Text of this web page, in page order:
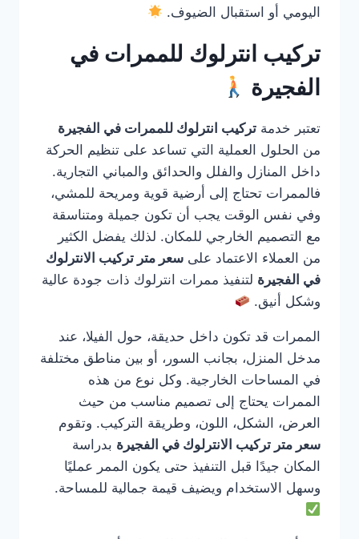
اليومي أو استقبال الضيوف.
تركيب انترلوك للممرات في
الفجيرة
تعتبر خدمة تركيب انترلوك للممرات في الفجيرة
من الحلول العملية التي تساعد على تنظيم الحركة
داخل المنازل والفلل والحدائق والمباني التجارية.
فالممرات تحتاج إلى أرضية قوية ومريحة للمشي،
وفي نفس الوقت يجب أن تكون جميلة ومتناسقة
مع التصميم الخارجي للمكان. لذلك يفضل الكثير
من العملاء الاعتماد على سعر متر تركيب الانترلوك
في الفجيرة لتنفيذ ممرات انترلوك ذات جودة عالية
وشكل أنيق.
الممرات قد تكون داخل حديقة، حول الفيلا، عند
مدخل المنزل، بجانب السور، أو بين مناطق مختلفة
في المساحات الخارجية. وكل نوع من هذه
الممرات يحتاج إلى تصميم مناسب من حيث
العرض، الشكل، اللون، وطريقة التركيب. وتقوم
سعر متر تركيب الانترلوك في الفجيرة بدراسة
المكان جيدًا قبل التنفيذ حتى يكون الممر عمليًا
وسهل الاستخدام ويضيف قيمة جمالية للمساحة.